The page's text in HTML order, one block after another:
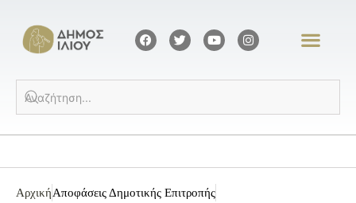
ΑρχικήΑποφάσεις Δημοτικής Επιτροπής